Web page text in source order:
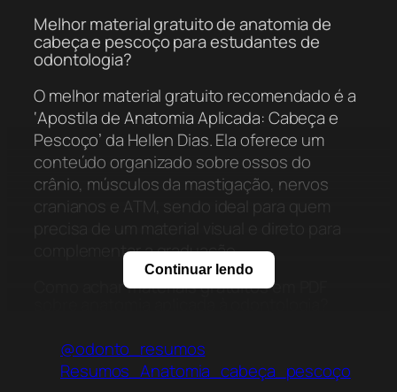
Melhor material gratuito de anatomia de
cabeça e pescoço para estudantes de
odontologia?
O melhor material gratuito recomendado é a
‘Apostila de Anatomia Aplicada: Cabeça e
Pescoço’ da Hellen Dias. Ela oferece um
conteúdo organizado sobre ossos do
crânio, músculos da mastigação, nervos
cranianos e ATM, sendo ideal para quem
complementar a graduação.
Como achar materiais gratuitos em PDF
Para encontrar materiais em PDF sobre
anatomia aplicada especificamente à
odontologia, você deve acessar o Acervo
Continuar lendo
@odonto_resumos
Resumos_Anatomia_cabeça_pescoço